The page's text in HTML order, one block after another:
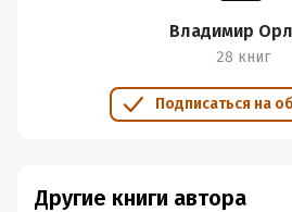
Владимир
28 книг
Подписаться на
Другие книги автора